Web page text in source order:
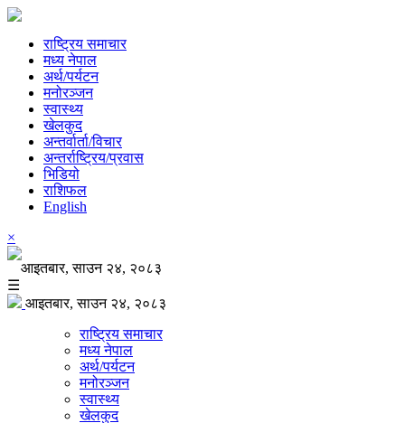
राष्ट्रिय समाचार
मध्य नेपाल
अर्थ/पर्यटन
मनोरञ्जन
स्वास्थ्य
खेलकुद
अन्तर्वार्ता/विचार
अन्तर्राष्ट्रिय/प्रवास
भिडियो
राशिफल
English
×
आइतबार, साउन २४, २०८३
☰
आइतबार, साउन २४, २०८३
राष्ट्रिय समाचार
मध्य नेपाल
अर्थ/पर्यटन
मनोरञ्जन
स्वास्थ्य
खेलकुद